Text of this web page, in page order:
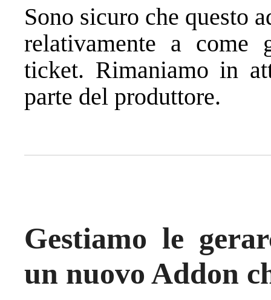
Sono sicuro che questo
relativamente a come
ticket. Rimaniamo in
parte del produttore.
Gestiamo le
un nuovo Addon